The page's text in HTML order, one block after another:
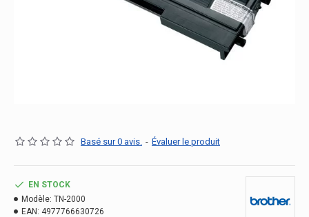
Basé sur 0 avis. - Évaluer le produit
EN STOCK
Modèle: TN-2000
EAN: 4977766630726